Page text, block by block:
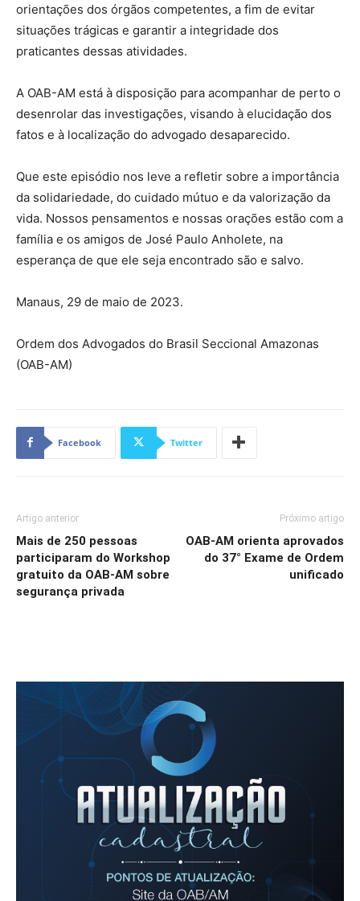
orientações dos órgãos competentes, a fim de evitar
situações trágicas e garantir a integridade dos
praticantes dessas atividades.
A OAB-AM está à disposição para acompanhar de perto o
desenrolar das investigações, visando à elucidação dos
fatos e à localização do advogado desaparecido.
Que este episódio nos leve a refletir sobre a importância
da solidariedade, do cuidado mútuo e da valorização da
vida. Nossos pensamentos e nossas orações estão com a
família e os amigos de José Paulo Anholete, na
esperança de que ele seja encontrado são e salvo.
Manaus, 29 de maio de 2023.
Ordem dos Advogados do Brasil Seccional Amazonas
(OAB-AM)
Facebook Twitter
Artigo anterior
Mais de 250 pessoas
participaram do Workshop
gratuito da OAB-AM sobre
segurança privada
Próximo artigo
OAB-AM orienta aprovados
do 37° Exame de Ordem
unificado